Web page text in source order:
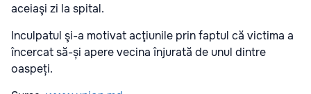
aceiaşi zi la spital.
Inculpatul şi-a motivat acţiunile prin faptul că victima a
încercat să-și apere vecina înjurată de unul dintre
oaspeți.